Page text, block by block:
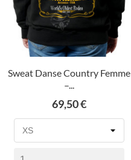
Sweat Danse Country Femme
–...
Prix
69,50 €